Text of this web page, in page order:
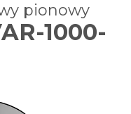
pionowy
1000-